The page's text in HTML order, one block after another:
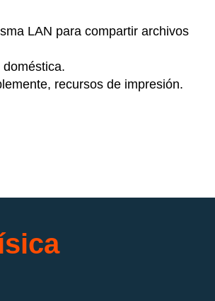
LAN para compartir archivos
recursos de impresión.